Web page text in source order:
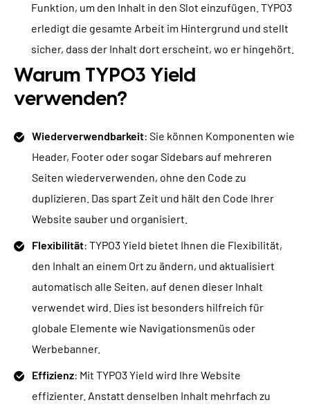
Funktion, um den Inhalt in den Slot einzufügen. TYPO3
erledigt die gesamte Arbeit im Hintergrund und stellt
sicher, dass der Inhalt dort erscheint, wo er hingehört.
Warum TYPO3 Yield
verwenden?
Wiederverwendbarkeit: Sie können Komponenten wie
Header, Footer oder sogar Sidebars auf mehreren
Seiten wiederverwenden, ohne den Code zu
duplizieren. Das spart Zeit und hält den Code Ihrer
Website sauber und organisiert.
Flexibilität: TYPO3 Yield bietet Ihnen die Flexibilität,
den Inhalt an einem Ort zu ändern, und aktualisiert
automatisch alle Seiten, auf denen dieser Inhalt
verwendet wird. Dies ist besonders hilfreich für
globale Elemente wie Navigationsmenüs oder
Werbebanner.
Effizienz: Mit TYPO3 Yield wird Ihre Website
effizienter. Anstatt denselben Inhalt mehrfach zu